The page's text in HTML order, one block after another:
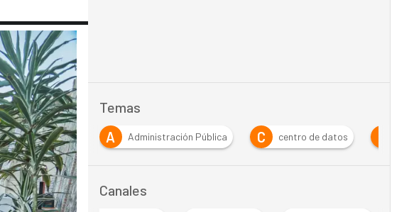
Temas
A
Acuerdos A Administración Pública C centro de datos
Canales